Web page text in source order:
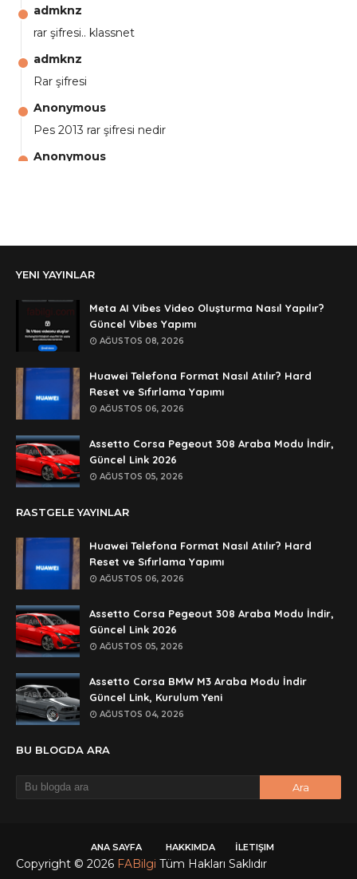
admknz
rar şifresi.. klassnet
admknz
Rar şifresi
Anonymous
Pes 2013 rar şifresi nedir
Anonymous
şifre ?
Anonymous
şifre ögrenebilirmiyim
Anonymous
🥰🥰🥰
Anonymous
dedezıplatan31 beğend👌
Anonymous
rar dosyasının şifresi nedir
Anonymous
lan şifre ne şifre
şifre ne
YENI YAYINLAR
Meta AI Vibes Video Oluşturma Nasıl Yapılır?
Güncel Vibes Yapımı
AĞUSTOS 08, 2026
Huawei Telefona Format Nasıl Atılır? Hard
Reset ve Sıfırlama Yapımı
AĞUSTOS 06, 2026
Assetto Corsa Pegeout 308 Araba Modu İndir,
Güncel Link 2026
AĞUSTOS 05, 2026
RASTGELE YAYINLAR
Huawei Telefona Format Nasıl Atılır? Hard
Reset ve Sıfırlama Yapımı
AĞUSTOS 06, 2026
Assetto Corsa Pegeout 308 Araba Modu İndir,
Güncel Link 2026
AĞUSTOS 05, 2026
Assetto Corsa BMW M3 Araba Modu İndir
Güncel Link, Kurulum Yeni
AĞUSTOS 04, 2026
BU BLOGDA ARA
ANA SAYFA HAKKIMDA İLETIŞIM
Copyright © 2026 FABilgi Tüm Hakları Saklıdır